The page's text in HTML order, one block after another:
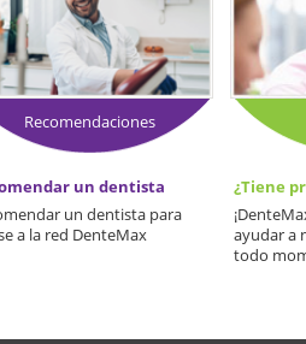
Recomendaciones
un dentista
un dentista para
a la red DenteMax
¿Tiene
ayudar a
todo